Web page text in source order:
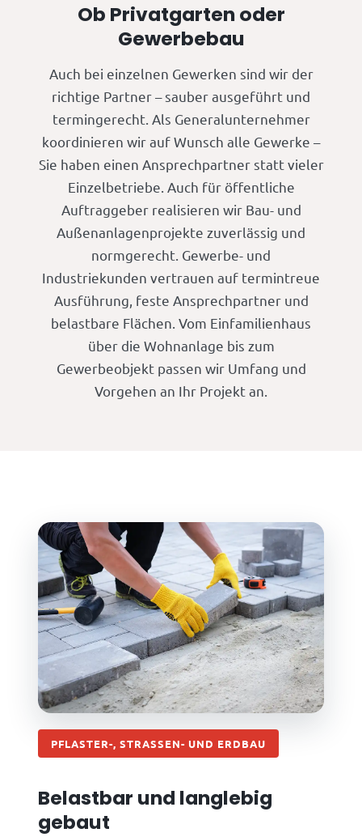
Ob Privatgarten oder
Gewerbebau
Auch bei einzelnen Gewerken sind wir der
richtige Partner – sauber ausgeführt und
termingerecht. Als Generalunternehmer
koordinieren wir auf Wunsch alle Gewerke –
Sie haben einen Ansprechpartner statt vieler
Einzelbetriebe. Auch für öffentliche
Auftraggeber realisieren wir Bau- und
Außenanlagenprojekte zuverlässig und
normgerecht. Gewerbe- und
Industriekunden vertrauen auf termintreue
Ausführung, feste Ansprechpartner und
belastbare Flächen. Vom Einfamilienhaus
über die Wohnanlage bis zum
Gewerbeobjekt passen wir Umfang und
Vorgehen an Ihr Projekt an.
PFLASTER-, STRASSEN- UND ERDBAU
Belastbar und langlebig
gebaut